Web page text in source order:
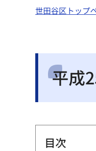
世田谷区トップ
平成
目次